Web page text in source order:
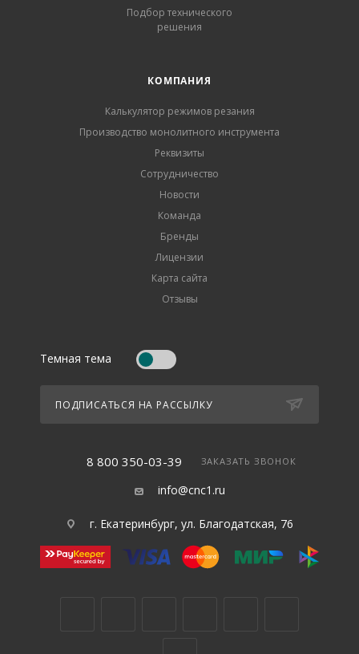
Подбор технического
решения
КОМПАНИЯ
Калькулятор режимов резания
Производство монолитного инструмента
Реквизиты
Сотрудничество
Новости
Команда
Бренды
Лицензии
Карта сайта
Отзывы
Темная тема
ПОДПИСАТЬСЯ НА РАССЫЛКУ
8 800 350-03-39 ЗАКАЗАТЬ ЗВОНОК
info@cnc1.ru
г. Екатеринбург, ул. Благодатская, 76